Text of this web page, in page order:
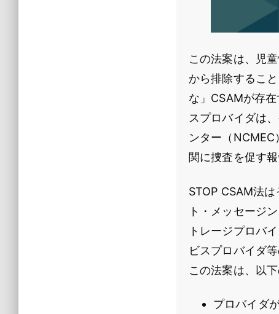
この法案は、児
から排除するこ
な」CSAMが存
スプロバイダは
ンター（NCMEC
関に捜査を促す
STOP CSAM法
ト・メッセージ
トレージプロバ
ビスプロバイダ
この法案は、以
プロバイダ